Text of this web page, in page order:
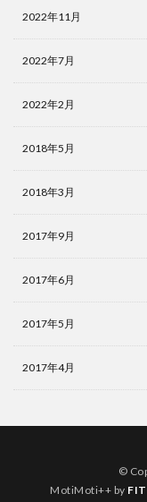
2022年11月
2022年7月
2022年2月
2018年5月
2018年3月
2017年9月
2017年6月
2017年5月
2017年4月
©
MotiMoti++ by